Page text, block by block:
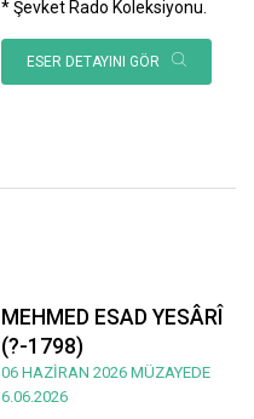
* Şevket Rado Koleksiyonu.
ESER DETAYINI GÖR
MEHMED ESAD YESÂRÎ
(?-1798)
06 HAZİRAN 2026 MÜZAYEDE
6.06.2026